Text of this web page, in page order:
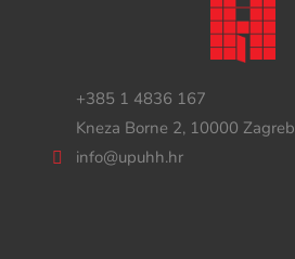
+385 1 4836 167
Kneza Borne 2, 10000 Zagreb
info@upuhh.hr